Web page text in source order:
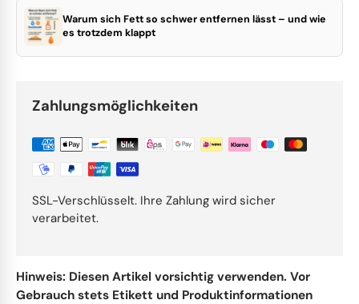
Warum sich Fett so schwer entfernen lässt – und wie
es trotzdem klappt
Zahlungsmöglichkeiten
SSL-Verschlüsselt. Ihre Zahlung wird sicher
verarbeitet.
Hinweis: Diesen Artikel vorsichtig verwenden. Vor
Gebrauch stets Etikett und Produktinformationen